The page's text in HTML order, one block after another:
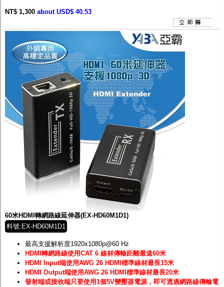
NT$ 1,300 about USD$ 40.53
60米HDMI轉網路線延伸器(EX-HD60M1D1)
料號:EX-HD60M1D1
最高支援解析度1920x1080p@60 Hz
HDMI轉網路線使用CAT 6 線材傳輸距離最遠60米
HDMI Input端使用AWG 26 HDMI標準線材最長15米
HDMI Output端使用AWG 26 HDMI標準線材最長20米
發射端或接收端只要使用1個5V變壓器電源，即可透過網路線傳輸電